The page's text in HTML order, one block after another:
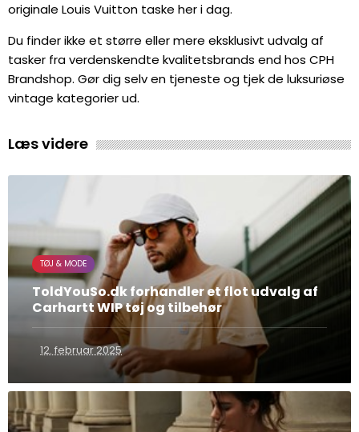
originale Louis Vuitton taske her i dag.
Du finder ikke et større eller mere eksklusivt udvalg af
tasker fra verdenskendte kvalitetsbrands end hos CPH
Brandshop. Gør dig selv en tjeneste og tjek de luksuriøse
vintage kategorier ud.
Læs videre
TØJ & MODE
ToldYouSo.dk forhandler et flot udvalg af
Carhartt WIP tøj og tilbehør
12. februar 2025